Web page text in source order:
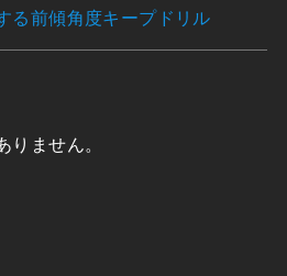
る前傾角度キープドリル
りません。